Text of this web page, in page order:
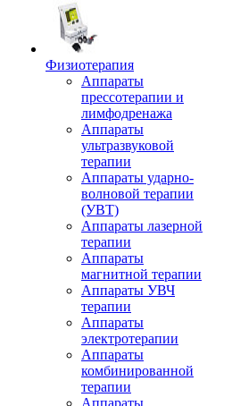
Физиотерапия
Аппараты
прессотерапии и
лимфодренажа
Аппараты
ультразвуковой
терапии
Аппараты ударно-
волновой терапии
(УВТ)
Аппараты лазерной
терапии
Аппараты
магнитной терапии
Аппараты УВЧ
терапии
Аппараты
электротерапии
Аппараты
комбинированной
терапии
Аппараты